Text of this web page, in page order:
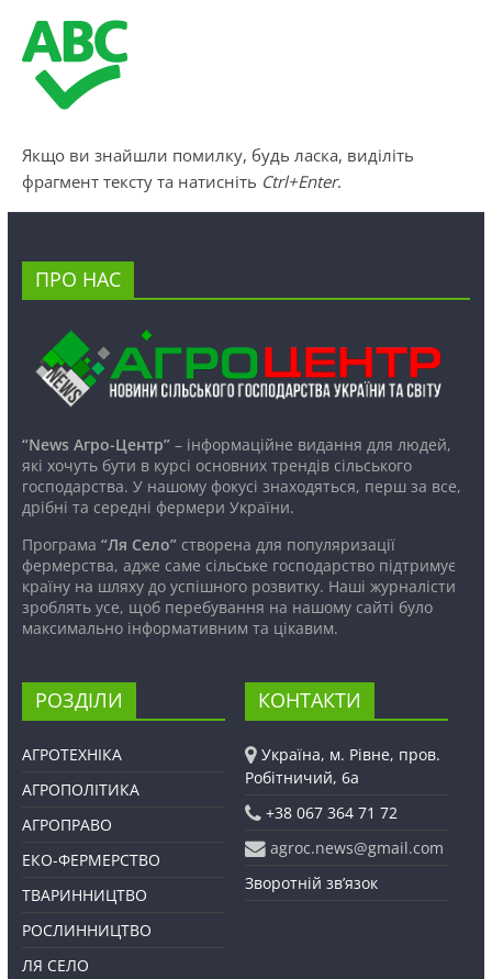
Якщо ви знайшли помилку, будь ласка, виділіть
фрагмент тексту та натисніть Ctrl+Enter.
ПРО НАС
“News Агро-Центр”– інформаційне видання для людей,
які хочуть бути в курсі основних трендів сільського
господарства. У нашому фокусі знаходяться, перш за все,
дрібні та середні фермери України.
Програма “Ля Село”створена для популяризації
фермерства, адже саме сільське господарство підтримує
країну на шляху до успішного розвитку. Наші журналісти
зроблять усе, щоб перебування на нашому сайті було
максимально інформативним та цікавим.
РОЗДІЛИ
АГРОТЕХНІКА
АГРОПОЛІТИКА
АГРОПРАВО
ЕКО-ФЕРМЕРСТВО
ТВАРИННИЦТВО
РОСЛИННИЦТВО
ЛЯ СЕЛО
КОНТАКТИ
Україна, м. Рівне, пров.
Робітничий, 6а
+38 067 364 71 72
agroc.news@gmail.com
Зворотній зв’язок